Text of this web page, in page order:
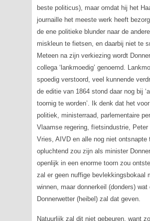
beste politicus), maar omdat hij het
journaille het meeste werk heeft
de ene politieke blunder naar de
miskleun te fietsen, en daarbij niet te
Meteen na zijn verkiezing wordt
collega ‘lankmoedig’ genoemd.
spoedig verstoord, veel kunnende
de editie van 1864 stond daar nog bij
toornig te worden’. Ik denk dat het
politiek, ministerraad, parlementaire
Vlaamse regering, fïetsindustrie, Peter
Vries, AIVD en alle nog niet ontsnapte
opluchtend zou zijn als minister
openlijk in een enorme toorn zou
zal er geen nuffige bevlekkingsbokaal
winnen, maar donnerkeil (donders) wat
Donnerwetter(heibel) zal dat geven.
Natuurlijk zal dit niet gebeuren, want